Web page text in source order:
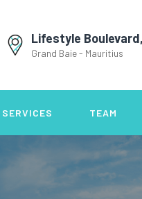
Lifestyle
Grand Baie - Mauritius
TEAM